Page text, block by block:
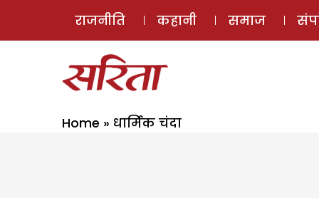
राजनीति कहानी समाज
Home » धार्मिक चंदा